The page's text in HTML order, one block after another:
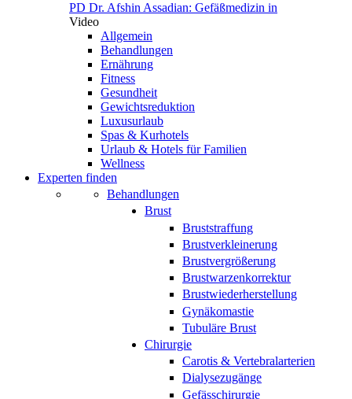
PD Dr. Afshin Assadian: Gefäßmedizin in
Video
Allgemein
Behandlungen
Ernährung
Fitness
Gesundheit
Gewichtsreduktion
Luxusurlaub
Spas & Kurhotels
Urlaub & Hotels für Familien
Wellness
Experten finden
Behandlungen
Brust
Bruststraffung
Brustverkleinerung
Brustvergrößerung
Brustwarzenkorrektur
Brustwiederherstellung
Gynäkomastie
Tubuläre Brust
Chirurgie
Carotis & Vertebralarterien
Dialysezugänge
Gefässchirurgie